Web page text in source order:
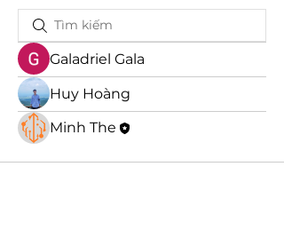
Galadriel Gala
Huy Hoàng
Minh The